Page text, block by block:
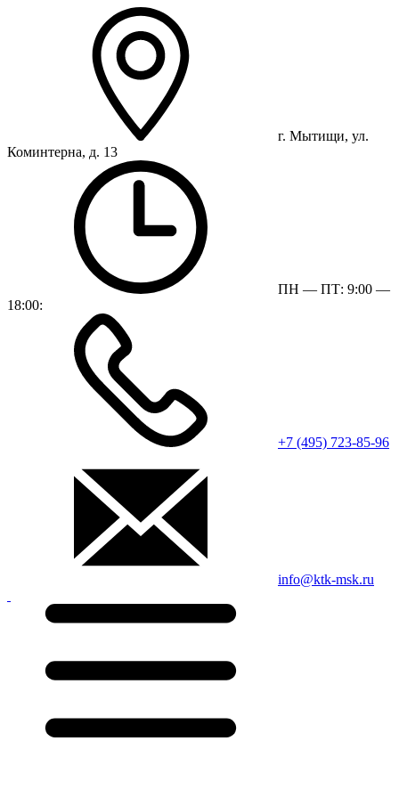
г. Мытищи, ул.
Коминтерна, д. 13
ПН — ПТ: 9:00 —
18:00:
+7 (495) 723-85-96
info@ktk-msk.ru